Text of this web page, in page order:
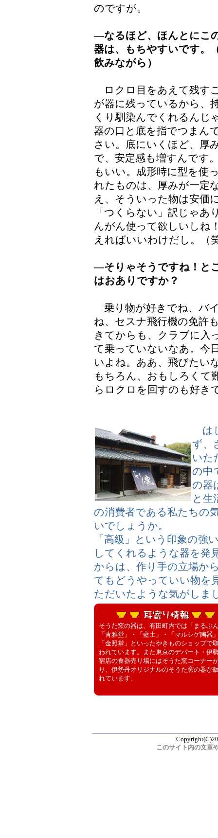
のですが。
―なるほど、ほんとにこ
器は、もちやすいです。
飲みながら）
ロクロ目をあえて残す
が器に残っているから、
くり馴染んでくれるんじ
器の口と底を指でつまん
さい。底にいくほど、厚
で、安定感も増すんです
もいい。成形時に型を使
れたものは、厚みが一定
え、そういった物は安価
「つくらない」訳じゃあ
んがん使って欲しいしね
えればいいわけだし。（
―そりゃそうですね！と
はおありですか？
乗り物が好きでね、バ
ね、セスナ飛行機の免許
きてからも、クラブに入
て乗っていないなあ。今
いよね。ああ、飛びたい
もちろん、おもしろくて
らロクロを回すのも好き
は
ず、
いた
の中
の器
と生
の消費者である私たちの
いでしょうか。
「高級」という印象の強
してくれるような器を発
からは、作り手の立場か
てもどうやっていい物を
ただいたような気がしま
そうた窯の器は、有田町内では「まるぶ
「青雅堂」・「藍土」・「マルシゲ陶器
「金照堂」といったやきものショップで
われています。また東京のデパート・伊
宿店の食器売り場にはそうた窯コーナー
り、伊勢丹オリジナルのそうた窯の器が
れています。
このサイト内の文章